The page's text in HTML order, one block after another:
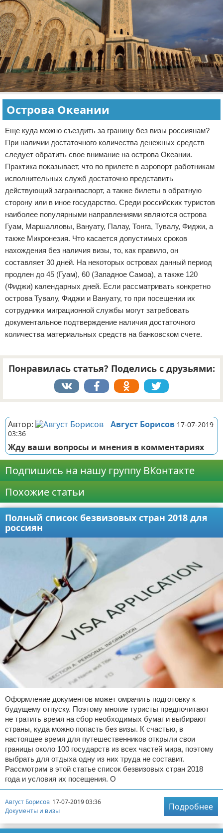
Острова Океании
Еще куда можно съездить за границу без визы россиянам?
При наличии достаточного количества денежных средств
следует обратить свое внимание на острова Океании.
Практика показывает, что по прилете в аэропорт работникам
исполнительных служб достаточно представить
действующий загранпаспорт, а также билеты в обратную
сторону или в иное государство. Среди российских туристов
наиболее популярными направлениями являются острова
Гуам, Маршалловы, Вануату, Палау, Тонга, Тувалу, Фиджи, а
также Микронезия. Что касается допустимых сроков
нахождения без наличия визы, то, как правило, он
составляет 30 дней. На некоторых островах данный период
продлен до 45 (Гуам), 60 (Западное Самоа), а также 120
(Фиджи) календарных дней. Если рассматривать конкретно
острова Тувалу, Фиджи и Вануату, то при посещении их
сотрудники миграционной службы могут затребовать
документальное подтверждение наличия достаточного
количества материальных средств на банковском счете.
Понравилась статья? Поделись с друзьями:
Автор: Август Борисов 17-07-2019
03:36
Жду ваши вопросы и мнения в комментариях
Подпишись на нашу группу ВКонтакте
Похожие статьи
Полный список безвизовых стран 2018 для
россиян
Оформление документов может омрачить подготовку к
будущему отпуску. Поэтому многие туристы предпочитают
не тратить время на сбор необходимых бумаг и выбирают
страны, куда можно попасть без визы. К счастью, в
настоящее время для путешественников открыли свои
границы около 100 государств из всех частей мира, поэтому
выбрать для отдыха одну из них труда не составит.
Рассмотрим в этой статье список безвизовых стран 2018
года и условия их посещения. О
Август Борисов 17-07-2019 03:36
Документы и визы
Подробнее